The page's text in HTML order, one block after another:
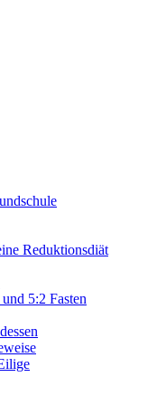
Reduktionsdiät
5:2 Fasten